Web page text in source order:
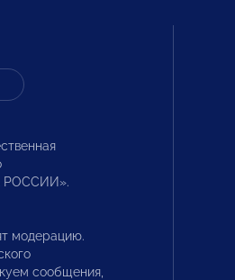
РОССИИ».
модерацию.
сообщения,